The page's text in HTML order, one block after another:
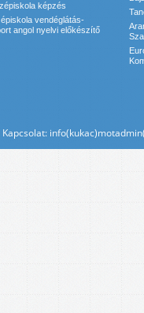
képzés
vendéglátás-
angol nyelvi előkészítő